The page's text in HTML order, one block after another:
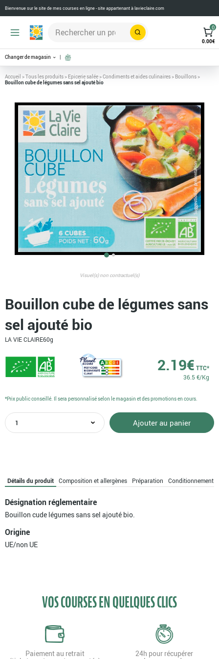
Bienvenue sur le site de mes courses en ligne - site appartenant àlavieclaire.com
Rechercher
0
0.00€
Changer de magasin
Accueil >Tous les produits> Epicerie salée>Condiments et aides culinaires> Bouillons>
Bouillon cube de légumes sans sel ajouté bio
Visuel(s) non contractuel(s)
Bouillon cube de légumes sans
sel ajouté bio
LA VIE CLAIRE60g
2.19€ TTC*
36.5 €/Kg
quantité
de
sans
sel
ajouté
Ajouter au panier
*Prix public conseillé. Il sera personnalisé selon le magasin et des promotions en cours.
Détails du produit Composition et allergènes Préparation Conditionnement
Désignation réglementaire
Bouillon cude légumes sans sel ajouté bio.
Origine
UE/non UE
VOS COURSES EN QUELQUES CLICS
Paiement au retrait 24h pour récupérer